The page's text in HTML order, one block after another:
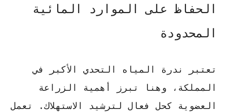
الحفاظ على الموارد المائية
المحدودة
تعتبر ندرة المياه التحدي الأكبر في
المملكة، وهنا تبرز
أهمية الزراعة
العضوية كحل فعال لترشيد الاستهلاك. تعمل